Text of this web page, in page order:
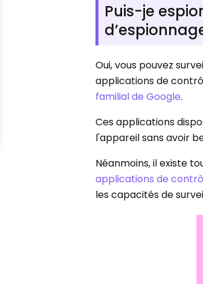
Puis-je
Oui, vous pouvez
applications de
familial de Google.
Ces applications
l'appareil sans avoir
Néanmoins, il existe
applications de
les capacités de